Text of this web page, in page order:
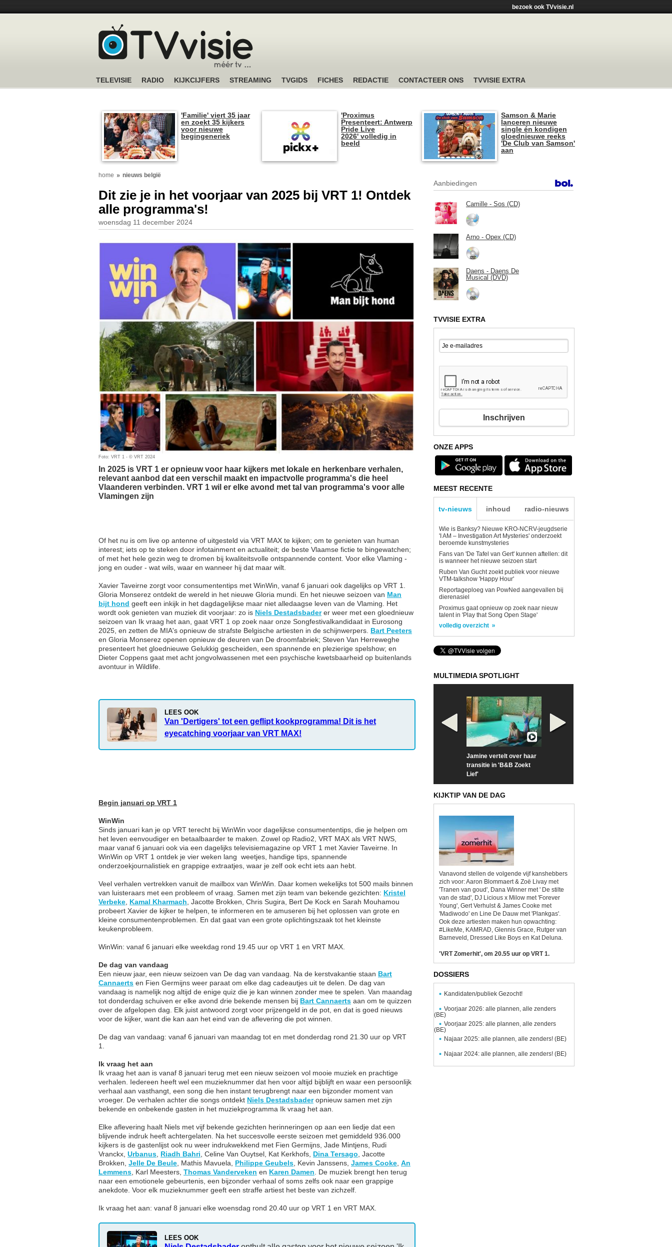
bezoek ook TVvisie.nl
TELEVISIE RADIO KIJKCIJFERS STREAMING TVGIDS FICHES REDACTIE CONTACTEER ONS TVVISIE EXTRA
'Familie' viert 35 jaar
en zoekt 35 kijkers
voor nieuwe
begingeneriek
'Proximus
Presenteert: Antwerp
Pride Live
2026' volledig in
beeld
Samson & Marie
lanceren nieuwe
single én kondigen
gloednieuwe reeks
'De Club van Samson'
aan
home nieuws belgië
Dit zie je in het voorjaar van 2025 bij VRT 1! Ontdek
alle programma's!
woensdag 11 december 2024
Foto: VRT 1 - © VRT 2024
In 2025 is VRT 1 er opnieuw voor haar kijkers met lokale en herkenbare verhalen,
relevant aanbod dat een verschil maakt en impactvolle programma's die heel
Vlaanderen verbinden. VRT 1 wil er elke avond met tal van programma's voor alle
Vlamingen zijn
Of het nu is om live op antenne of uitgesteld via VRT MAX te kijken; om te genieten van human
interest; iets op te steken door infotainment en actualiteit; de beste Vlaamse fictie te bingewatchen;
of met het hele gezin weg te dromen bij kwaliteitsvolle ontspannende content. Voor elke Vlaming -
jong en ouder - wat wils, waar en wanneer hij dat maar wilt.
Xavier Taveirne zorgt voor consumententips met WinWin, vanaf 6 januari ook dagelijks op VRT 1.
Gloria Monserez ontdekt de wereld in het nieuwe Gloria mundi. En het nieuwe seizoen van Man
bijt hond geeft een inkijk in het dagdagelijkse maar niet alledaagse leven van de Vlaming. Het
wordt ook genieten van muziek dit voorjaar: zo is Niels Destadsbaderer weer met een gloednieuw
seizoen van Ik vraag het aan, gaat VRT 1 op zoek naar onze Songfestivalkandidaat in Eurosong
2025, en zetten de MIA's opnieuw de strafste Belgische artiesten in de schijnwerpers. Bart Peeters
en Gloria Monserez openen opnieuw de deuren van De droomfabriek; Steven Van Herreweghe
presenteert het gloednieuwe Gelukkig gescheiden, een spannende en plezierige spelshow; en
Dieter Coppens gaat met acht jongvolwassenen met een psychische kwetsbaarheid op buitenlands
avontuur in Wildlife.
LEES OOK
Van 'Dertigers' tot een geflipt kookprogramma! Dit is het
eyecatching voorjaar van VRT MAX!
Begin januari op VRT 1
WinWin
Sinds januari kan je op VRT terecht bij WinWin voor dagelijkse consumententips, die je helpen om
het leven eenvoudiger en betaalbaarder te maken. Zowel op Radio2, VRT MAX als VRT NWS,
maar vanaf 6 januari ook via een dagelijks televisiemagazine op VRT 1 met Xavier Taveirne. In
WinWin op VRT 1 ontdek je vier weken lang ​ weetjes, handige tips, spannende
onderzoekjournalistiek en grappige extraatjes, waar je zelf ook echt iets aan hebt.
Veel verhalen vertrekken vanuit de mailbox van WinWin. Daar komen wekelijks tot 500 mails binnen
van luisteraars met een probleem of vraag. Samen met zijn team van bekende gezichten: Kristel
Verbeke Kamal Kharmach , Jacotte Brokken, Chris Sugira, Bert De Kock en Sarah Mouhamou
probeert Xavier de kijker te helpen, te informeren en te amuseren bij het oplossen van grote en
kleine consumentenproblemen. En dat gaat van een grote oplichtingszaak tot het kleinste
keukenprobleem.
WinWin: vanaf 6 januari elke weekdag rond 19.45 uur op VRT 1 en VRT MAX.
De dag van vandaag
Een nieuw jaar, een nieuw seizoen van De dag van vandaag. Na de kerstvakantie staan Bart
Cannaerts en Fien Germijns weer paraat om elke dag cadeautjes uit te delen. De dag van
vandaag is namelijk nog altijd de enige quiz die je kan winnen zonder mee te spelen. Van maandag
tot donderdag schuiven er elke avond drie bekende mensen bij Bart Cannaerts aan om te quizzen
over de afgelopen dag. Elk juist antwoord zorgt voor prijzengeld in de pot, en dat is goed nieuws
voor de kijker, want die kan aan het eind van de aflevering die pot winnen.
De dag van vandaag: vanaf 6 januari van maandag tot en met donderdag rond 21.30 uur op VRT
1.
Ik vraag het aan
Ik vraag het aan is vanaf 8 januari terug met een nieuw seizoen vol mooie muziek en prachtige
verhalen. Iedereen heeft wel een muzieknummer dat hen voor altijd bijblijft en waar een persoonlijk
verhaal aan vasthangt, een song die hen instant terugbrengt naar een bijzonder moment van
vroeger. De verhalen achter die songs ontdekt Niels Destadsbaderopnieuw samen met zijn
bekende en onbekende gasten in het muziekprogramma Ik vraag het aan. ​ ​
Elke aflevering haalt Niels met vijf bekende gezichten herinneringen op aan een liedje dat een
blijvende indruk heeft achtergelaten. Na het succesvolle eerste seizoen met gemiddeld 936.000
kijkers is de gastenlijst ook nu weer indrukwekkend met Fien Germijns, Jade Mintjens, Rudi
Vranckx, Urbanus Riadh Bahri , Celine Van Ouytsel, Kat Kerkhofs, Dina Tersago , Jacotte
Brokken, Jelle De Beule , Mathis Mavuela, Philippe Geubels , Kevin Janssens, James Cooke An
Lemmens , Karl Meesters, Thomas Vanderveken en Karen Damen . De muziek brengt hen terug
naar een emotionele gebeurtenis, een bijzonder verhaal of soms zelfs ook naar een grappige
anekdote. Voor elk muzieknummer geeft een straffe artiest het beste van zichzelf.
Ik vraag het aan: vanaf 8 januari elke woensdag rond 20.40 uur op VRT 1 en VRT MAX.
LEES OOK
Aanbiedingen
Camille - Sos (CD)
Arno - Opex (CD)
Daens - Daens De
Musical (DVD)
TVVISIE EXTRA
Inschrijven
ONZE APPS
MEEST RECENTE
tv-nieuws inhoud radio-nieuws
Wie is Banksy? Nieuwe KRO-NCRV-jeugdserie
'I AM – Investigation Art Mysteries' onderzoekt
beroemde kunstmysteries
Fans van 'De Tafel van Gert' kunnen aftellen: dit
is wanneer het nieuwe seizoen start
Ruben Van Gucht zoekt publiek voor nieuwe
VTM-talkshow 'Happy Hour'
Reportageploeg van PowNed aangevallen bij
dierenasiel
Proximus gaat opnieuw op zoek naar nieuw
talent in 'Play that Song Open Stage'
volledig overzicht
MULTIMEDIA SPOTLIGHT
Jamine vertelt over haar
transitie in 'B&B Zoekt
Lief'
KIJKTIP VAN DE DAG
Vanavond stellen de volgende vijf kanshebbers
zich voor: Aaron Blommaert & Zoë Livay met
'Tranen van goud', Dana Winner met ' De stilte
van de stad', DJ Licious x Milow met 'Forever
Young', Gert Verhulst & James Cooke met
'Madiwodo' en Line De Dauw met 'Plankgas'.
Ook deze artiesten maken hun opwachting:
#LikeMe, KAMRAD, Glennis Grace, Rutger van
Barneveld, Dressed Like Boys en Kat Deluna.
'VRT Zomerhit', om 20.55 uur op VRT 1.
DOSSIERS
Kandidaten/publiek Gezocht!
Voorjaar 2026: alle plannen, alle zenders
(BE)
Voorjaar 2025: alle plannen, alle zenders
(BE)
Najaar 2025: alle plannen, alle zenders! (BE)
Najaar 2024: alle plannen, alle zenders! (BE)